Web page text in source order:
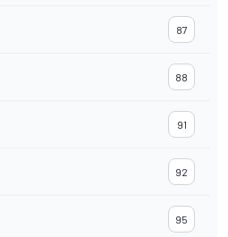
87
88
91
92
95